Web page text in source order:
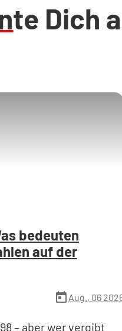
Dich
bedeuten
auf der
today Aug., 06
– aber wer vergibt